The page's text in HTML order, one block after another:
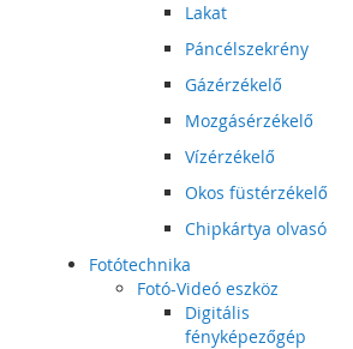
Lakat
Páncélszekrény
Gázérzékelő
Mozgásérzékelő
Vízérzékelő
Okos füstérzékelő
Chipkártya olvasó
Fotótechnika
Fotó-Videó eszköz
Digitális
fényképezőgép